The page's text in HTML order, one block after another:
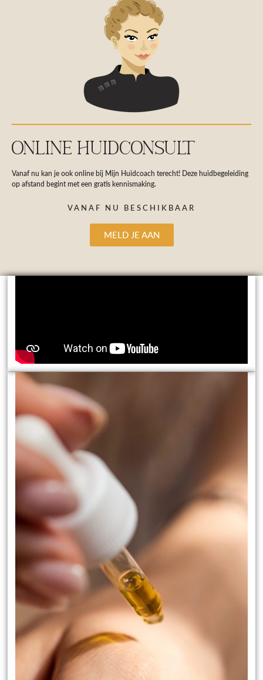
VANAF NU BESCHIKBAAR
MELD JE AAN
ONLINE HUIDCONSULT
Vanaf nu kan je ook online bij Mijn Huidcoach terecht! Deze huidbegeleiding
op afstand begint met een gratis kennismaking.